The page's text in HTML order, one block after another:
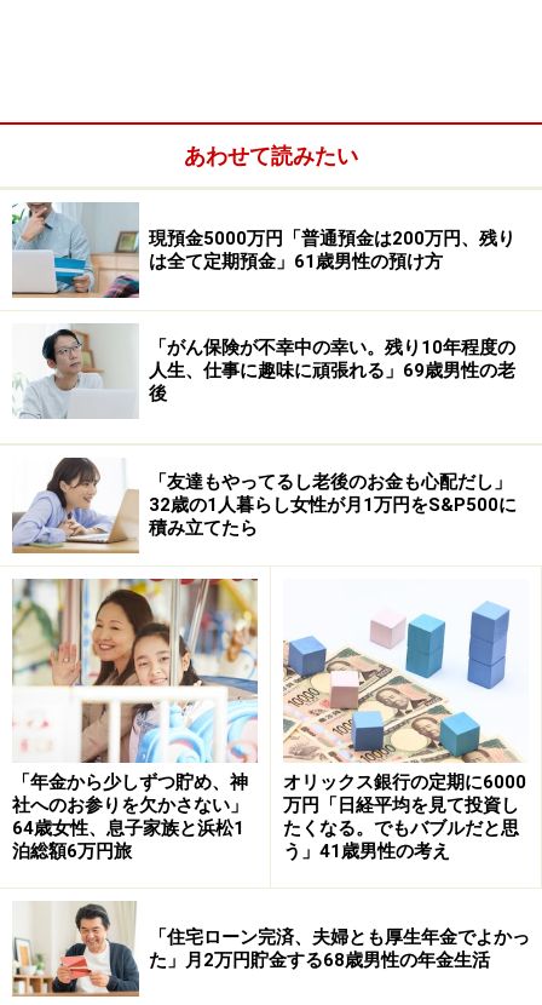
スタート」
性。
お金を本格的に貯めるきっかけは「FIREして世界一周旅
行や防音室付きの戸建てに住みたいと思った」ことだっ
たと語ります。
実現するため20代から「生活コストを極限まで下げ、徹
底的にお金を使わない方向へ振り切り、そのまま低い生
活コストを維持し続けた」と話が始まります。
「あらゆる手段で生活コストを削り20代で
1000万円到達」
まず資産500万円は「25歳くらいまで」に達成したとの
あわせて読みたい
現預金5000万円「普通預金は200万円、残り
は全て定期預金」61歳男性の預け方
「がん保険が不幸中の幸い。残り10年程度の
人生、仕事に趣味に頑張れる」69歳男性の老
後
「友達もやってるし老後のお金も心配だし」
32歳の1人暮らし女性が月1万円をS&P500に
積み立てたら
「年金から少しずつ貯め、神
社へのお参りを欠かさない」
64歳女性、息子家族と浜松1
泊総額6万円旅
オリックス銀行の定期に6000
万円「日経平均を見て投資し
たくなる。でもバブルだと思
う」41歳男性の考え
「住宅ローン完済、夫婦とも厚生年金でよかっ
た」月2万円貯金する68歳男性の年金生活